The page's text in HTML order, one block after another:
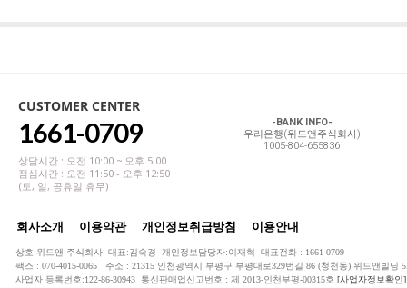
CUSTOMER CENTER
1661-0709
상담시간 : 오전 10:00 ~ 오후 5:00
점심시간 : 오전 11:50 - 오후 12:50
(토, 일, 공휴일 휴무)
-BANK INFO-
우리은행(위드앤주식회사)
1005-804-655836
회사소개 이용약관 개인정보취급방침 이용안내
상호:위드앤 주식회사 대표:김숙경 개인정보담당자:이재혁 대표전화 : 1661-0709
팩스 : 070-4015-0065 주소 : 21315 인천광역시 부평구 부평대로329번길 86 (청천동) 위드앤빌딩
사업자 등록번호:122-86-30943 통신판매업신고번호 : 제 2013-인천부평-00315호 [사업자정보확인]